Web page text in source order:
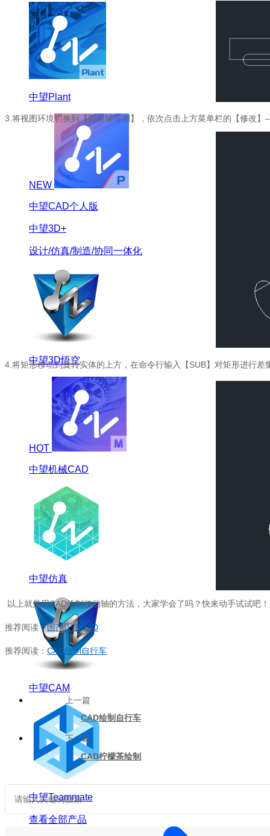
中望Plant
NEW
中望CAD个人版
中望3D+
设计/仿真/制造/协同一体化
中望3D悟空
HOT
中望机械CAD
中望仿真
中望CAM
中望Teammate
查看全部产品
3.将视图环境切换到【西南轴等测】，依次点击上方菜单栏的【修改
4.将矩形移动到旋转实体的上方，在命令行输入【SUB】对矩形进行差
以上就是用CAD绘制传动轴的方法，大家学会了吗？快来动手试试吧
推荐阅读：国产正版CAD
推荐阅读： CAD绘制自行车
上一篇
CAD绘制自行车
下一篇
CAD柠檬茶绘制